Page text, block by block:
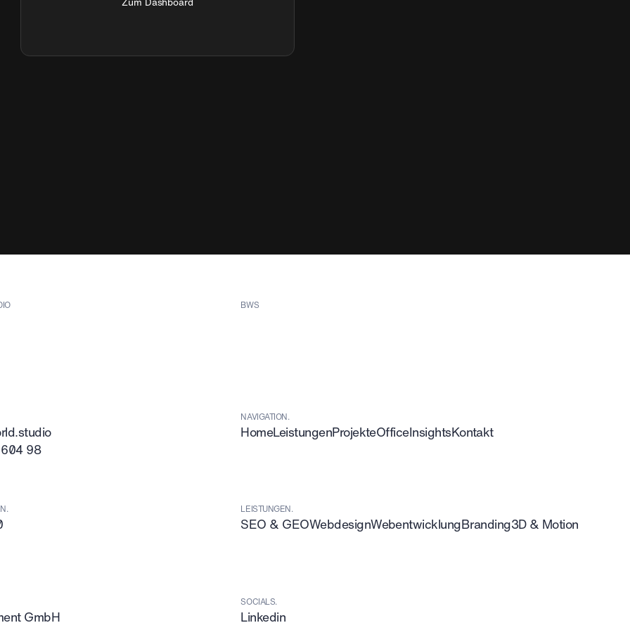
BWS
98
NAVIGATION.
HomeLeistungenProjekteOfficeInsightsKontakt
LEISTUNGEN.
SEO & GEOWebdesignWebentwicklungBranding3D & Motion
GmbH
SOCIALS.
Linkedin